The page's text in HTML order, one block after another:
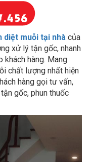
muỗi tại nhà
xử lý tận gốc, nhanh
khách hàng. Mang
chất lượng nhất hiện
hàng gọi tư vấn,
gốc, phun thuốc